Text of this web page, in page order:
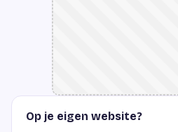
Op je eigen website?